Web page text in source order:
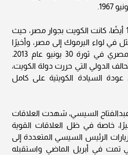
وفي حرب أكتوبر عام 1973 أيضًا، كانت الكويت بجوار مصر، حيث
في لواء اليرموك إلى مصر، وأخيرًا
في تأييد إرادة الشعب المصري في ثورة 30 يونيو عام 2013.
الدولي التي حررت دولة الكويت،
السيادة الكويتية على كامل
السيسي، شهدت العلاقات
خاصة في ظل العلاقات القوية
الرئيس السيسي المتعددة إلى
تمت في أبريل الماضي واستقبله